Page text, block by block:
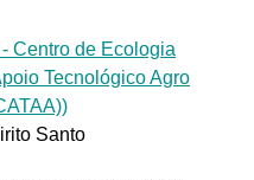
Centro de Ecologia
Tecnológico Agro
Santo